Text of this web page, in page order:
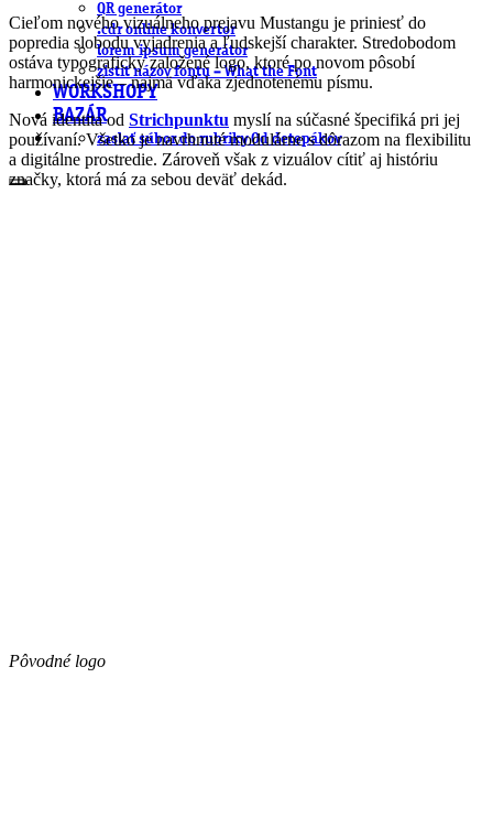
QR generátor
.cdr online konvertor
lorem ipsum generátor
zistiť názov fontu – What the Font
WORKSHOPY
BAZÁR
zaslať súbor do rubriky Od detepákov
Cieľom nového vizuálneho prejavu Mustangu je priniesť do
popredia slobodu vyjadrenia a ľudskejší charakter. Stredobodom
ostáva typograficky založené logo, ktoré po novom pôsobí
harmonickejšie – najmä vďaka zjednotenému písmu.
Nová identita od Strichpunktu myslí na súčasné špecifiká pri jej
používaní. Všetko je navrhnuté modulárne s dôrazom na flexibilitu
a digitálne prostredie. Zároveň však z vizuálov cítiť aj históriu
značky, ktorá má za sebou deväť dekád.
Pôvodné logo